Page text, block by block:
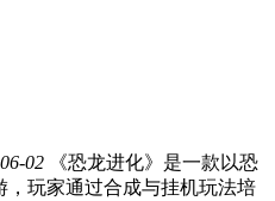
02
《恐龙进化》是一款以恐
，玩家通过合成与挂机玩法培